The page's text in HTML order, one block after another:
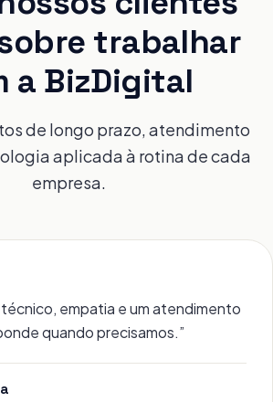
trabalhar
a BizDigital
de longo prazo, atendimento
aplicada à rotina de cada
empresa.
empatia e um atendimento
quando precisamos.”